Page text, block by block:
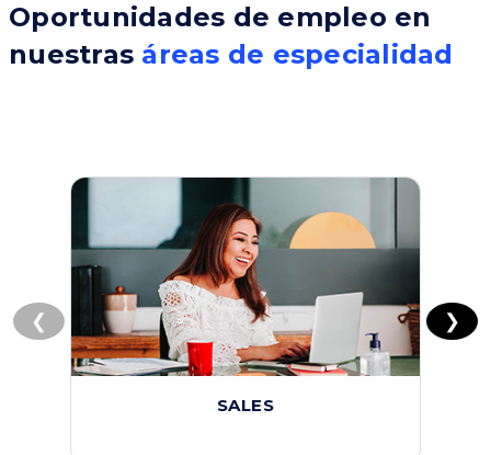
Oportunidades de empleo en
nuestras áreas de especialidad
SALES
❮ ❯